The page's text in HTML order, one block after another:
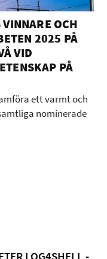
OCH
2025 PÅ
VID
PÅ
ett varmt och
nominerade